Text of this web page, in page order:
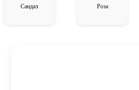
Сандал Роза